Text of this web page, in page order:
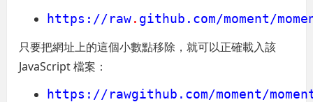
https://raw. github.com/moment/
只要把網址上的這個小數點移除，就可以正確載入該
JavaScript 檔案：
https://rawgithub.com/moment/